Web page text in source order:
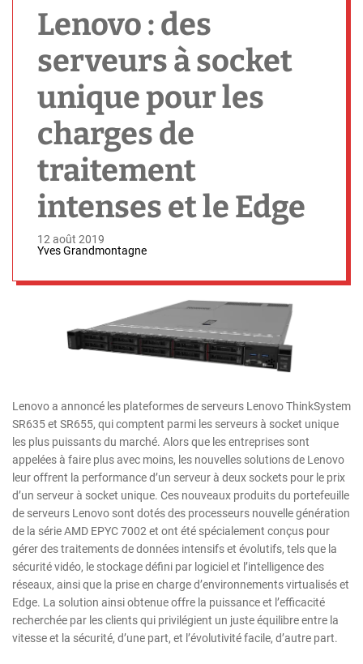
Lenovo : des
serveurs à socket
unique pour les
charges de
traitement
intenses et le Edge
12 août 2019
Yves Grandmontagne
Lenovo a annoncé les plateformes de serveurs Lenovo ThinkSystem
SR635 et SR655, qui comptent parmi les serveurs à socket unique
les plus puissants du marché. Alors que les entreprises sont
appelées à faire plus avec moins, les nouvelles solutions de Lenovo
leur offrent la performance d’un serveur à deux sockets pour le prix
d’un serveur à socket unique. Ces nouveaux produits du portefeuille
de serveurs Lenovo sont dotés des processeurs nouvelle génération
de la série AMD EPYC 7002 et ont été spécialement conçus pour
gérer des traitements de données intensifs et évolutifs, tels que la
sécurité vidéo, le stockage défini par logiciel et l’intelligence des
réseaux, ainsi que la prise en charge d’environnements virtualisés et
Edge. La solution ainsi obtenue offre la puissance et l’efficacité
recherchée par les clients qui privilégient un juste équilibre entre la
vitesse et la sécurité, d’une part, et l’évolutivité facile, d’autre part.